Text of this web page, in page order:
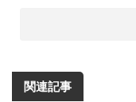
関連記事